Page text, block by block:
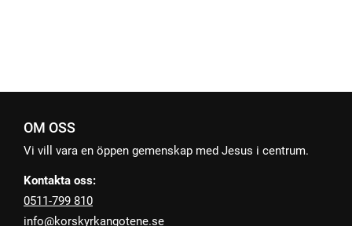
OM OSS
Vi vill vara en öppen gemenskap med Jesus i centrum.
Kontakta oss:
0511-799 810
info@korskyrkangotene.se